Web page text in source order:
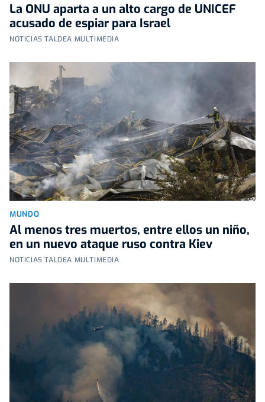
La ONU aparta a un alto cargo de UNICEF
acusado de espiar para Israel
NOTICIAS TALDEA MULTIMEDIA
MUNDO
Al menos tres muertos, entre ellos un niño,
en un nuevo ataque ruso contra Kiev
NOTICIAS TALDEA MULTIMEDIA